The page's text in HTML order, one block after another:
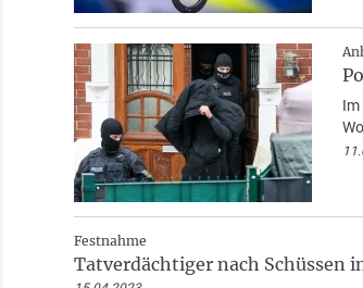
Im
Festnahme
Tatverdächtiger nach Schüssen